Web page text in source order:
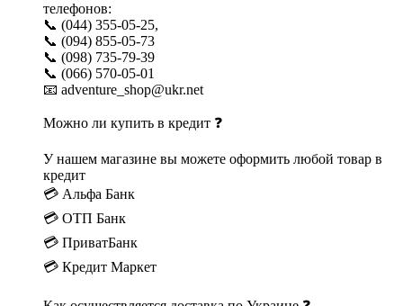
телефонов:
📞 (044) 355-05-25,
📞 (094) 855-05-73
📞 (098) 735-79-39
📞 (066) 570-05-01
📧 adventure_shop@ukr.net
Можно ли купить в кредит ❓
У нашем магазине вы можете оформить любой товар в
кредит
💳 Альфа Банк
💳 ОТП Банк
💳 ПриватБанк
💳 Кредит Маркет